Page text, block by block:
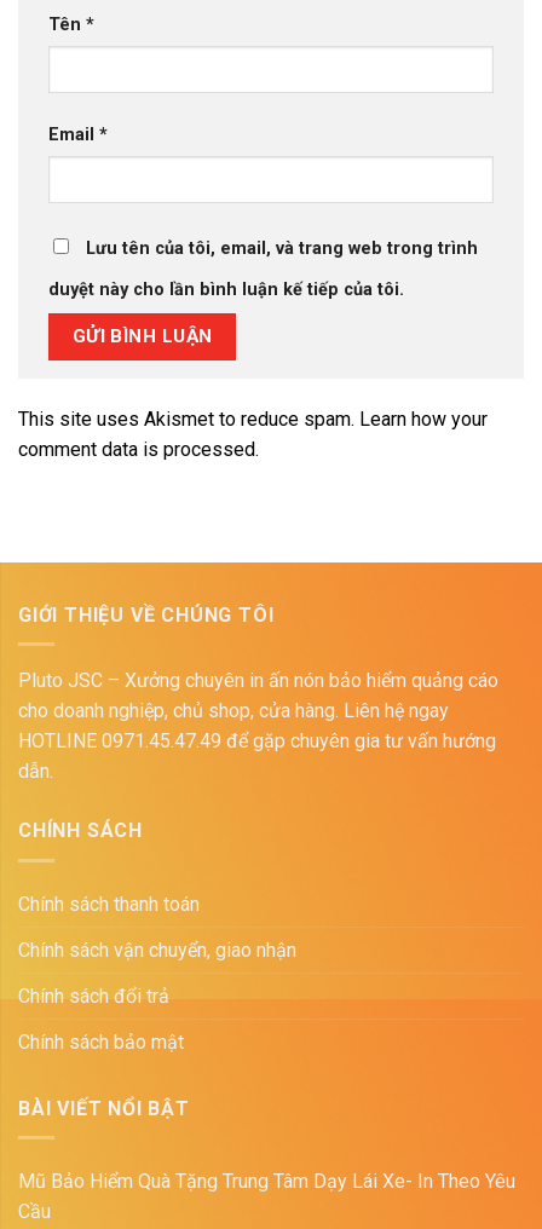
Tên *
Email *
Lưu tên của tôi, email, và trang web trong trình
duyệt này cho lần bình luận kế tiếp của tôi.
This site uses Akismet to reduce spam. Learn how your
comment data is processed.
GIỚI THIỆU VỀ CHÚNG TÔI
Pluto JSC – Xưởng chuyên in ấn nón bảo hiểm quảng cáo
cho doanh nghiệp, chủ shop, cửa hàng. Liên hệ ngay
HOTLINE 0971.45.47.49 để gặp chuyên gia tư vấn hướng
dẫn.
CHÍNH SÁCH
Chính sách thanh toán
Chính sách vận chuyển, giao nhận
Chính sách đổi trả
Chính sách bảo mật
BÀI VIẾT NỔI BẬT
Mũ Bảo Hiểm Quà Tặng Trung Tâm Dạy Lái Xe- In Theo Yêu
Cầu